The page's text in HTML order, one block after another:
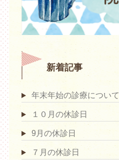
新着記事
年末年始の診療について
１０月の休診日
9月の休診日
７月の休診日